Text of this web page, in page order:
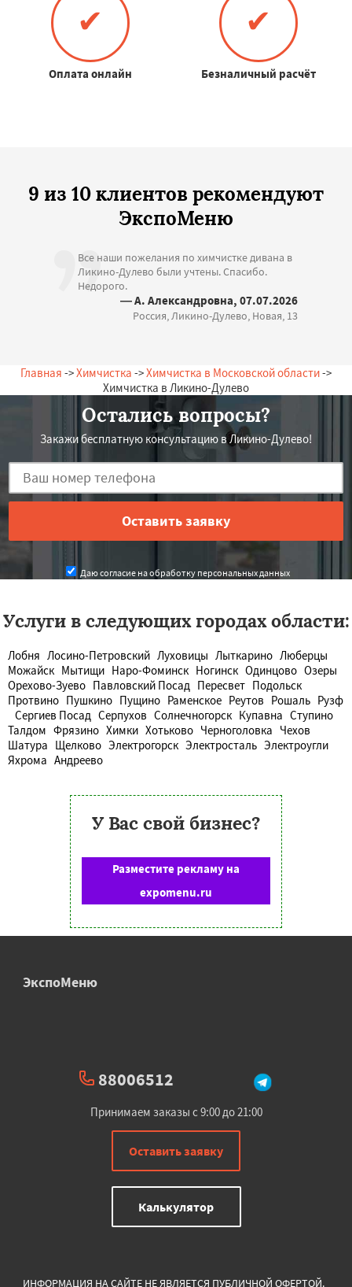
✔
Оплата онлайн
✔
Безналичный расчёт
9 из 10 клиентов рекомендуют
ЭкспоМеню
Все наши пожелания по химчистке дивана в
Ликино-Дулево были учтены. Спасибо.
Недорого.
— А. Александровна, 07.07.2026
Россия, Ликино-Дулево, Новая, 13
Главная ->Химчистка ->Химчистка в Московской области->
Химчистка в Ликино-Дулево
Остались вопросы?
Закажи бесплатную консультацию в Ликино-Дулево!
Даю согласие на обработку персональных данных
Услуги в следующих городах области:
Лобня Лосино-Петровский Луховицы Лыткарино Люберцы
Можайск Мытищи Наро-Фоминск Ногинск Одинцово Озеры
Орехово-Зуево Павловский Посад Пересвет Подольск
Протвино Пушкино Пущино Раменское Реутов Рошаль Рузф
Сергиев Посад Серпухов Солнечногорск Купавна Ступино
Талдом Фрязино Химки Хотьково Черноголовка Чехов
Шатура Щелково Электрогорск Электросталь Электроугли
Яхрома Андреево
У Вас свой бизнес?
Разместите рекламу на
expomenu.ru
ЭкспоМеню
88006512
Принимаем заказы с 9:00 до 21:00
Оставить заявку
Калькулятор
ИНФОРМАЦИЯ НА САЙТЕ НЕ ЯВЛЯЕТСЯ ПУБЛИЧНОЙ ОФЕРТОЙ.